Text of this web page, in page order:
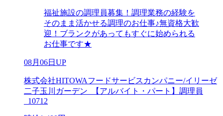
福祉施設の調理員募集！調理業務の経験を
そのまま活かせる調理のお仕事♪無資格大歓
迎！ブランクがあってもすぐに始められる
お仕事です★
08月06日UP
株式会社HITOWAフードサービスカンパニー/イリーゼ
二子玉川ガーデン_【アルバイト・パート】調理員
_10712